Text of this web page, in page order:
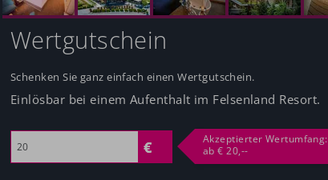
Wertgutschein
Schenken Sie ganz einfach einen Wertgutschein.
Einlösbar bei einem Aufenthalt im Felsenland Resort.
Akzeptierter Wertumfang:
ab € 20,--